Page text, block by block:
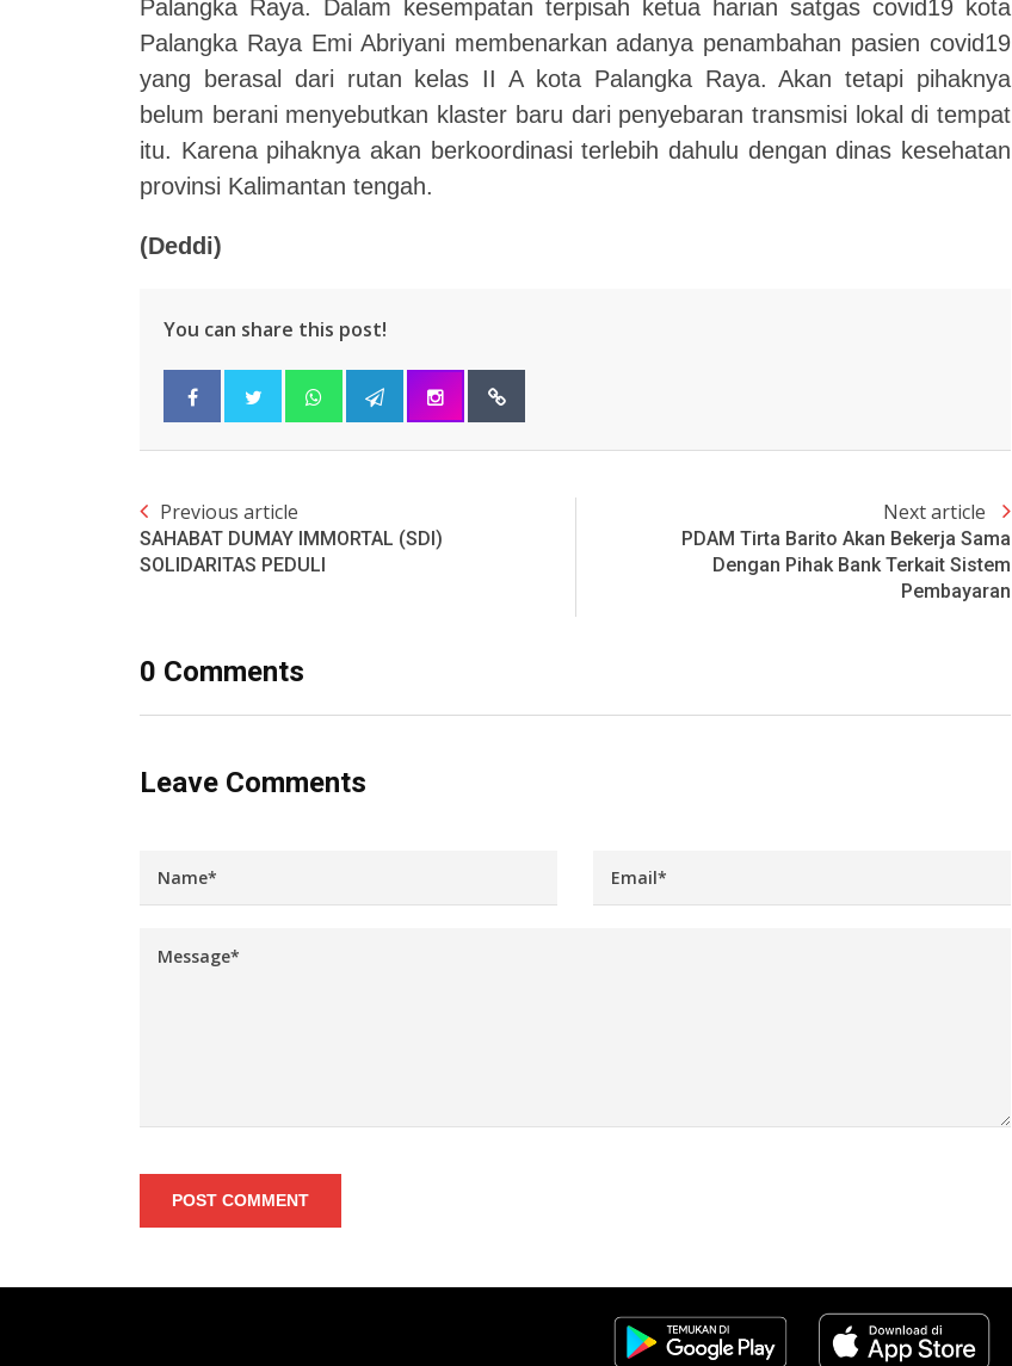
Palangka Raya. Dalam kesempatan terpisah ketua harian satgas covid19 kota
Palangka Raya Emi Abriyani membenarkan adanya penambahan pasien covid19
yang berasal dari rutan kelas II A kota Palangka Raya. Akan tetapi pihaknya
belum berani menyebutkan klaster baru dari penyebaran transmisi lokal di tempat
itu. Karena pihaknya akan berkoordinasi terlebih dahulu dengan dinas kesehatan
provinsi Kalimantan tengah.
(Deddi)
You can share this post!
Previous article
SAHABAT DUMAY IMMORTAL (SDI)
SOLIDARITAS PEDULI
Next article
PDAM Tirta Barito Akan Bekerja Sama
Dengan Pihak Bank Terkait Sistem
Pembayaran
0 Comments
Leave Comments
POST COMMENT